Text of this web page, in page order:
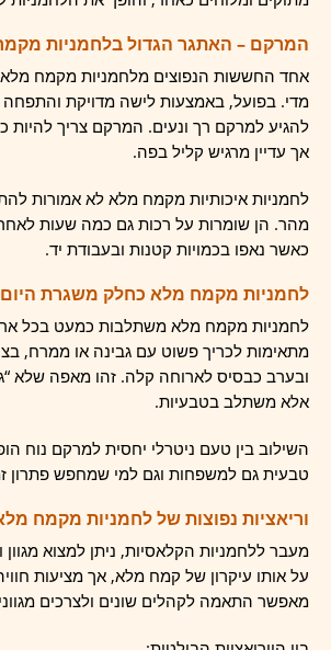
המרקם – האתגר הגדול בלחמניות
אחד החששות הנפוצים מלחמניות מקמח
מדי. בפועל, באמצעות לישה מדויקת והתפחה
להגיע למרקם רך ונעים. המרקם צריך להיות
אך עדיין מרגיש קליל בפה.
לחמניות איכותיות מקמח מלא לא אמורות
מהר. הן שומרות על רכות גם כמה שעות
כאשר נאפו בכמויות קטנות ובעבודת יד.
לחמניות מקמח מלא כחלק משגרת היום
לחמניות מקמח מלא משתלבות כמעט בכל
מתאימות לכריך פשוט עם גבינה או ממרח,
ובערב כבסיס לארוחה קלה. זהו מאפה שלא
אלא משתלב בטבעיות.
השילוב בין טעם ניטרלי יחסית למרקם נוח
טבעית גם למשפחות וגם למי שמחפש פתרון
וריאציות נפוצות של לחמניות מקמח
מעבר ללחמניות הקלאסיות, ניתן למצוא
על אותו עיקרון של קמח מלא, אך מציעות
מאפשר התאמה לקהלים שונים ולצרכים